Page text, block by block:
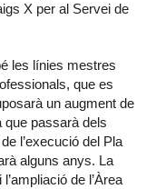
X per al Servei de
les línies mestres
que es
un augment de
que passarà dels
l’execució del Pla
alguns anys. La
de l’Àrea